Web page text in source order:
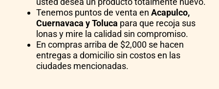
Tenemos puntos de venta en Acapulco,
Cuernavaca y Toluca para que recoja sus
lonas y mire la calidad sin compromiso.
En compras arriba de $2,000 se hacen
entregas a domicilio sin costos en las
ciudades mencionadas.